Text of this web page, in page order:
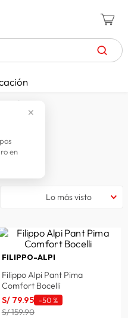
✕
en
alpi
Lo más visto
FILIPPO-ALPI
Filippo Alpi Pant Pima
Comfort Bocelli
S/ 79.95 -50 %
S/ 159.90